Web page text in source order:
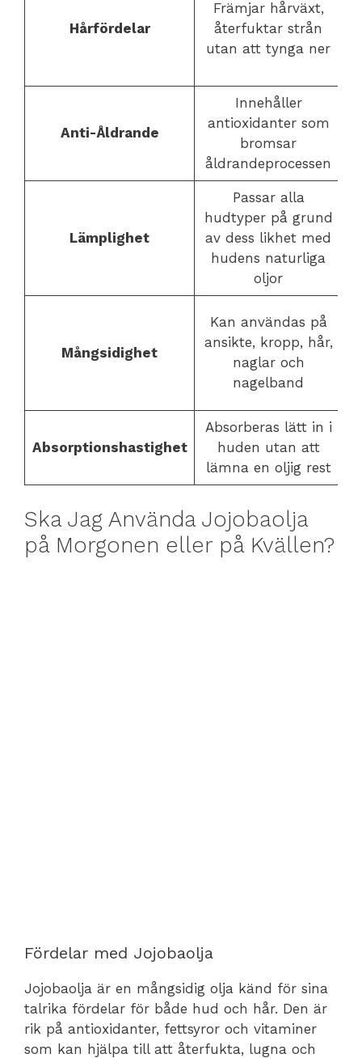
Hårfördelar
Främjar hårväxt,
återfuktar strån
utan att tynga ner
Anti-Åldrande
Innehåller
antioxidanter som
bromsar
åldrandeprocessen
Lämplighet
Passar alla
hudtyper på grund
av dess likhet med
hudens naturliga
oljor
Mångsidighet
Kan användas på
ansikte, kropp, hår,
naglar och
nagelband
Absorptionshastighet
Absorberas lätt in i
huden utan att
lämna en oljig rest
Ska Jag Använda Jojobaolja
på Morgonen eller på Kvällen?
Fördelar med Jojobaolja
Jojobaolja är en mångsidig olja känd för sina
talrika fördelar för både hud och hår. Den är
rik på antioxidanter, fettsyror och vitaminer
som kan hjälpa till att återfukta, lugna och